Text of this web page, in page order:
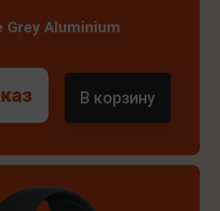
Grey Aluminium
В корзину